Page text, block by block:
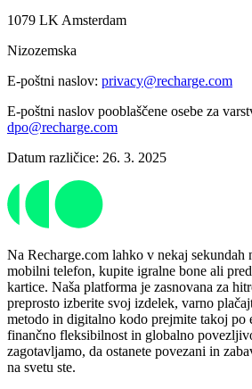
1079 LK Amsterdam
Nizozemska
E-poštni naslov: privacy@recharge.com
E-poštni naslov pooblaščene osebe za
dpo@recharge.com
Datum različice: 26. 3. 2025
Na Recharge.com lahko v nekaj sekundah
mobilni telefon, kupite igralne bone ali
kartice. Naša platforma je zasnovana za
preprosto izberite svoj izdelek, varno
metodo in digitalno kodo prejmite takoj po
finančno fleksibilnost in globalno
zagotavljamo, da ostanete povezani in
na svetu ste.